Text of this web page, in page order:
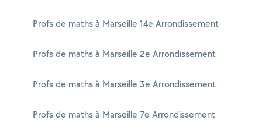
Profs de maths à Marseille 14e Arrondissement
Profs de maths à Marseille 2e Arrondissement
Profs de maths à Marseille 3e Arrondissement
Profs de maths à Marseille 7e Arrondissement